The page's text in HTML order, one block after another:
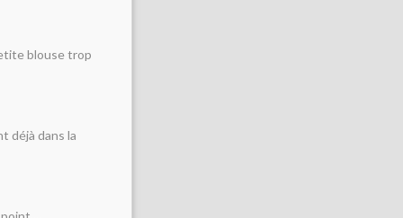
blouse trop
déjà dans la